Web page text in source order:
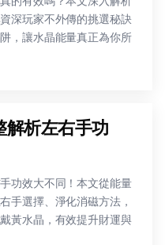
深玩家不外傳的挑選秘訣
，讓水晶能量真正為你所
解析左右手功
功效大不同！本文從能量
手選擇、淨化消磁方法，
黃水晶，有效提升財運與